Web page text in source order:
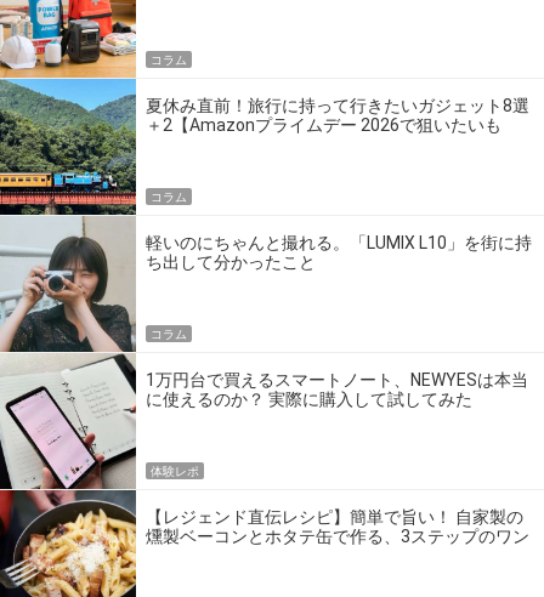
コラム
夏休み直前！旅行に持って行きたいガジェット8選
＋2【Amazonプライムデー 2026で狙いたいも
コラム
軽いのにちゃんと撮れる。「LUMIX L10」を街に持
ち出して分かったこと
コラム
1万円台で買えるスマートノート、NEWYESは本当
に使えるのか？ 実際に購入して試してみた
体験レポ
【レジェンド直伝レシピ】簡単で旨い！ 自家製の
燻製ベーコンとホタテ缶で作る、3ステップのワン